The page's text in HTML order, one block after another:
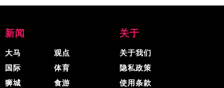
新闻
大马
国际
狮城
观点
体育
食游
关于
关于我们
隐私政策
使用条款